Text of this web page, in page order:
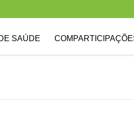
SAÚDE